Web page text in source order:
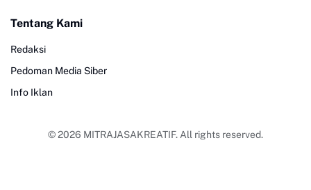
Tentang Kami
Redaksi
Pedoman Media Siber
Info Iklan
© 2026 MITRAJASAKREATIF. All rights reserved.